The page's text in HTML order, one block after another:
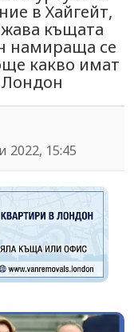
в Хайгейт,
къщата
намираща се
какво имат
2022, 15:45